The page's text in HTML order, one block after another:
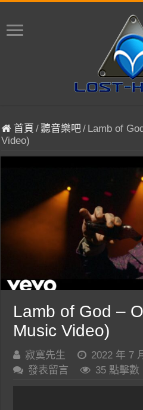
首頁 /聽音樂吧/ Lamb of
Video)
Lamb of God –
Music Video)
寂寞先生 2022 年 7
發表留言
35 點擊數